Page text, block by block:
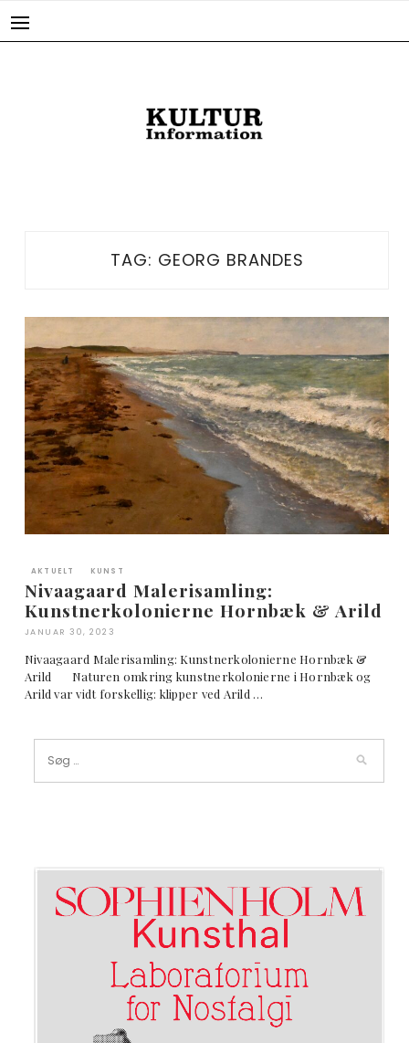
TAG: GEORG BRANDES
AKTUELT KUNST
Nivaagaard Malerisamling:
Kunstnerkolonierne Hornbæk & Arild
JANUAR 30, 2023
Nivaagaard Malerisamling: Kunstnerkolonierne Hornbæk &
Arild Naturen omkring kunstnerkolonierne i Hornbæk og
Arild var vidt forskellig: klipper ved Arild …